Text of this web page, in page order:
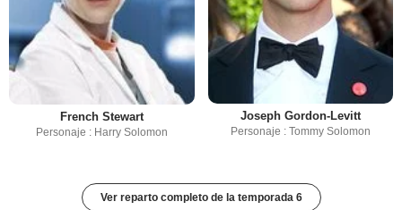
French Stewart
Personaje : Harry Solomon
Joseph Gordon-Levitt
Personaje : Tommy Solomon
Ver reparto completo de la temporada 6